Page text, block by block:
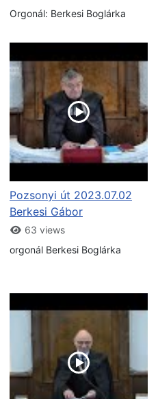
Orgonál: Berkesi Boglárka
Pozsonyi út 2023.07.02
Berkesi Gábor
63 views
orgonál Berkesi Boglárka